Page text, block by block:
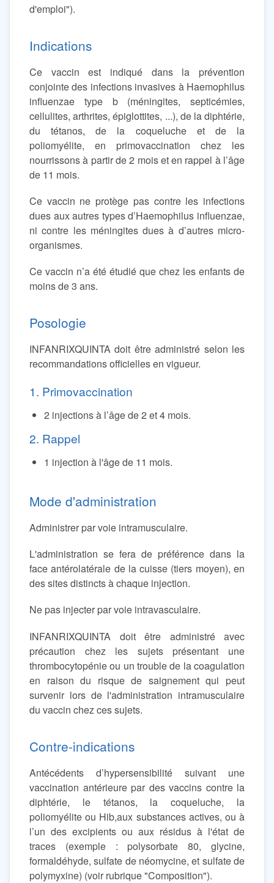
d'emploi").
Indications
Ce vaccin est indiqué dans la prévention
conjointe des infections invasives à Haemophilus
influenzae type b (méningites, septicémies,
cellulites, arthrites, épiglottites, ...), de la diphtérie,
du tétanos, de la coqueluche et de la
poliomyélite, en primovaccination chez les
nourrissons à partir de 2 mois et en rappel à l’âge
de 11 mois.
Ce vaccin ne protège pas contre les infections
dues aux autres types d’Haemophilus influenzae,
ni contre les méningites dues à d’autres micro-
organismes.
Ce vaccin n’a été étudié que chez les enfants de
moins de 3 ans.
Posologie
INFANRIXQUINTA doit être administré selon les
recommandations officielles en vigueur.
1. Primovaccination
2 injections à l’âge de 2 et 4 mois.
2. Rappel
1 injection à l'âge de 11 mois.
Mode d'administration
Administrer par voie intramusculaire.
L'administration se fera de préférence dans la
face antérolatérale de la cuisse (tiers moyen), en
des sites distincts à chaque injection.
Ne pas injecter par voie intravasculaire.
INFANRIXQUINTA doit être administré avec
précaution chez les sujets présentant une
thrombocytopénie ou un trouble de la coagulation
en raison du risque de saignement qui peut
survenir lors de l'administration intramusculaire
du vaccin chez ces sujets.
Contre-indications
Antécédents d’hypersensibilité suivant une
vaccination antérieure par des vaccins contre la
diphtérie, le tétanos, la coqueluche, la
poliomyélite ou Hib,aux substances actives, ou à
l’un des excipients ou aux résidus à l'état de
traces (exemple : polysorbate 80, glycine,
formaldéhyde, sulfate de néomycine, et sulfate de
polymyxine) (voir rubrique "Composition").